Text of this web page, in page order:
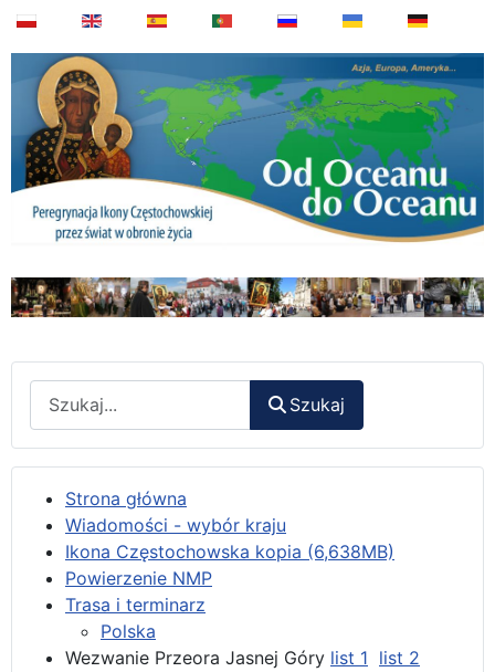
Szukaj
Strona główna
Wiadomości - wybór kraju
Ikona Częstochowska kopia (6,638MB)
Powierzenie NMP
Trasa i terminarz
Polska
Wezwanie Przeora Jasnej Góry list 1 list 2